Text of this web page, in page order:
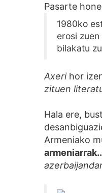
Pasarte
1980ko
erosi
bilakatu
Axeri hor
zituen
Hala ere,
Armeniako